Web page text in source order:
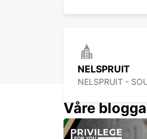
NELSPRUIT
NELSPRUIT -
Våre